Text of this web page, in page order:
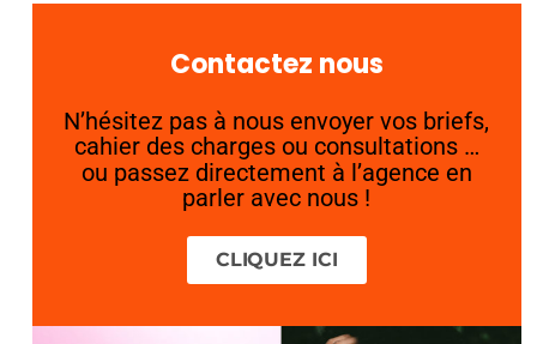
Contactez nous
N’hésitez pas à nous envoyer vos briefs,
cahier des charges ou consultations …
ou passez directement à l’agence en
parler avec nous !
CLIQUEZ ICI